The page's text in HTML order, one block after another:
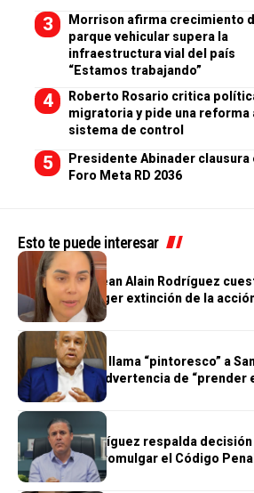
Morrison afirma crecimiento
parque vehicular supera la
infraestructura vial del país
“Estamos trabajando”
Roberto Rosario critica
migratoria y pide una reforma
sistema de control
Presidente Abinader clausura
Foro Meta RD 2036
Esto te puede interesar
JUSTICIA
Abogada de Jean Alain Rodríguez
MP y pide acoger extinción de la
POLÍTICA
Miguel Valerio llama “pintoresco” a
cuestiona su advertencia de “prender
JUSTICIA
Jean Luis Rodríguez respalda
Abinader de promulgar el Código Penal